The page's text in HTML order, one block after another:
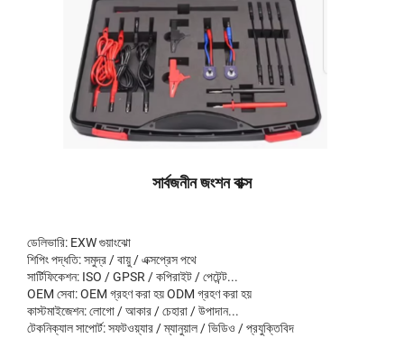
সার্বজনীন জংশন বাক্স
ডেলিভারি: EXW গুয়াংঝো
শিপিং পদ্ধতি: সমুদ্র / বায়ু / এক্সপ্রেস পথে
সার্টিফিকেশন: ISO / GPSR / কপিরাইট / পেটেন্ট...
OEM সেবা: OEM গ্রহণ করা হয় ODM গ্রহণ করা হয়
কাস্টমাইজেশন: লোগো / আকার / চেহারা / উপাদান...
টেকনিক্যাল সাপোর্ট: সফটওয়্যার / ম্যানুয়াল / ভিডিও / প্রযুক্তিবিদ